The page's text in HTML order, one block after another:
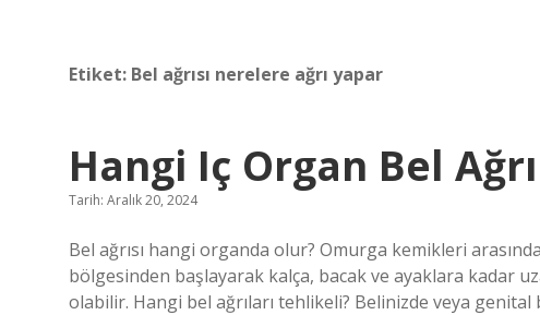
Etiket: Bel ağrısı nerelere ağrı yapar
Hangi Iç Organ Bel
Tarih: Aralık 20, 2024
Bel ağrısı hangi organda olur? Omurga kemikleri
bölgesinden başlayarak kalça, bacak ve ayaklara kadar
olabilir. Hangi bel ağrıları tehlikeli? Belinizde veya